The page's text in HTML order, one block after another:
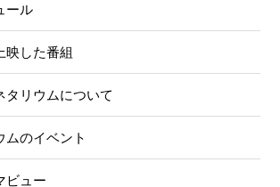
ール
映した番組
タリウムについて
ムのイベント
ビュー